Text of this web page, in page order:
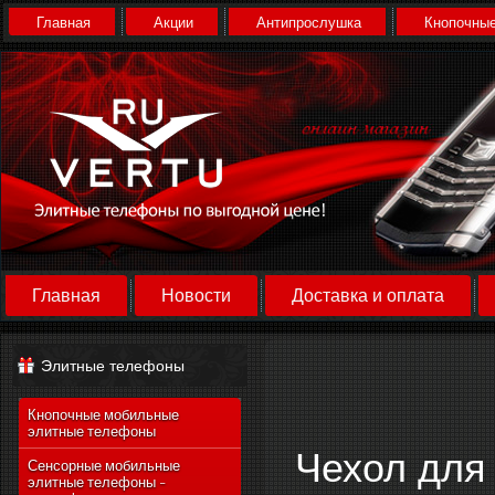
Главная Акции Антипрослушка
Главная Новости Доставка и оплата
Элитные телефоны
Кнопочные мобильные
элитные телефоны
Сенсорные мобильные
элитные телефоны -
Чехол